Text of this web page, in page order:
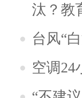
汰？教
台风“
空调24